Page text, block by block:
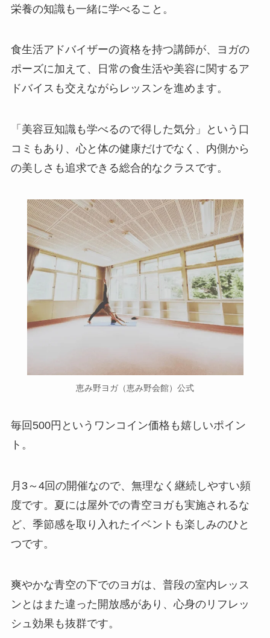
栄養の知識も一緒に学べること。
食生活アドバイザーの資格を持つ講師が、ヨガの
ポーズに加えて、日常の食生活や美容に関するア
ドバイスも交えながらレッスンを進めます。
「美容豆知識も学べるので得した気分」という口
コミもあり、心と体の健康だけでなく、内側から
の美しさも追求できる総合的なクラスです。
恵み野ヨガ（恵み野会館）公式
毎回500円というワンコイン価格も嬉しいポイン
ト。
月3～4回の開催なので、無理なく継続しやすい頻
度です。夏には屋外での青空ヨガも実施されるな
ど、季節感を取り入れたイベントも楽しみのひと
つです。
爽やかな青空の下でのヨガは、普段の室内レッス
ンとはまた違った開放感があり、心身のリフレッ
シュ効果も抜群です。